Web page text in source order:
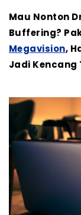
Mau Nonton
Buffering?
Megavision,
Jadi Kencang